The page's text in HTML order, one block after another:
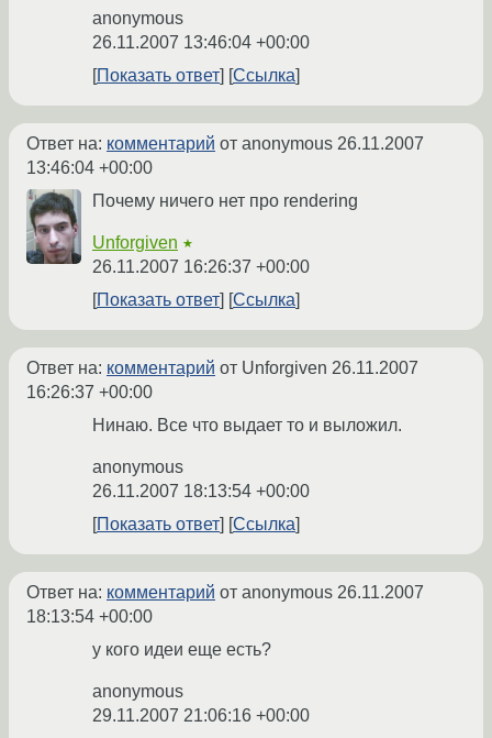
anonymous
26.11.2007 13:46:04 +00:00
Показать ответ
Ссылка
Ответ на: комментарий от anonymous 26.11.2007
13:46:04 +00:00
Почему ничего нет про rendering
Unforgiven ★
26.11.2007 16:26:37 +00:00
Показать ответ
Ссылка
Ответ на: комментарий от Unforgiven 26.11.2007
16:26:37 +00:00
Нинаю. Все что выдает то и выложил.
anonymous
26.11.2007 18:13:54 +00:00
Показать ответ
Ссылка
Ответ на: комментарий от anonymous 26.11.2007
18:13:54 +00:00
у кого идеи еще есть?
anonymous
29.11.2007 21:06:16 +00:00